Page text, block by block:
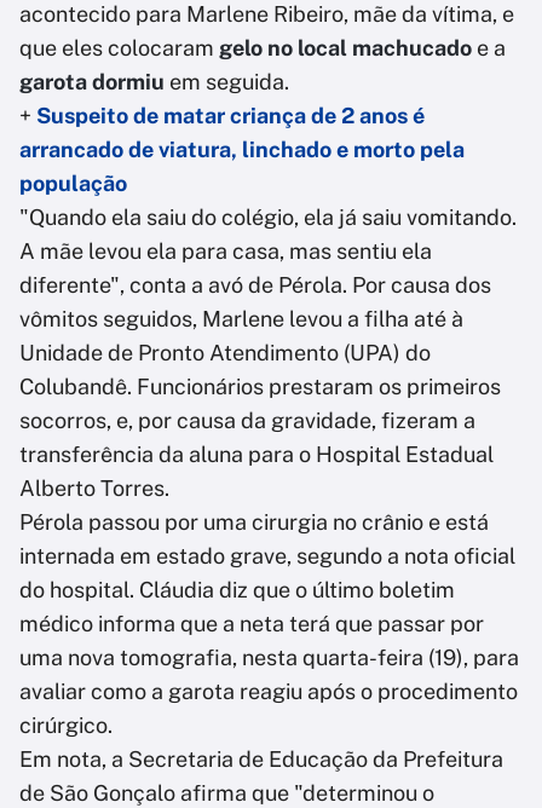
acontecido para Marlene Ribeiro, mãe da vítima, e
que eles colocaram gelo no local machucado e a
garota dormiu em seguida.
+ Suspeito de matar criança de 2 anos é
arrancado de viatura, linchado e morto pela
população
"Quando ela saiu do colégio, ela já saiu vomitando.
A mãe levou ela para casa, mas sentiu ela
diferente", conta a avó de Pérola. Por causa dos
vômitos seguidos, Marlene levou a filha até à
Unidade de Pronto Atendimento (UPA) do
Colubandê. Funcionários prestaram os primeiros
socorros, e, por causa da gravidade, fizeram a
transferência da aluna para o Hospital Estadual
Alberto Torres.
Pérola passou por uma cirurgia no crânio e está
internada em estado grave, segundo a nota oficial
do hospital. Cláudia diz que o último boletim
médico informa que a neta terá que passar por
uma nova tomografia, nesta quarta-feira (19), para
avaliar como a garota reagiu após o procedimento
cirúrgico.
Em nota, a Secretaria de Educação da Prefeitura
de São Gonçalo afirma que "determinou o